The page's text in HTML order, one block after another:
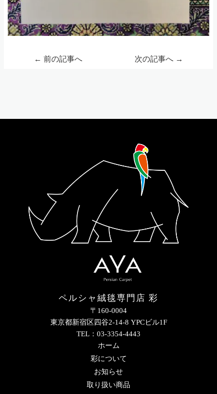
← 前の記事へ 次の記事へ →
ペルシャ絨毯専門店 彩
〒160-0004
東京都新宿区四谷2-14-8 YPCビル1F
TEL：03-3354-4443
ホーム
彩について
お知らせ
取り扱い商品